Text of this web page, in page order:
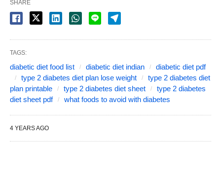
SHARE
TAGS:
diabetic diet food list diabetic diet indian
diabetic diet pdf
type 2 diabetes diet plan lose weight
type 2 diabetes diet
plan printable
type 2 diabetes diet sheet
type 2 diabetes
diet sheet pdf
what foods to avoid with diabetes
4 YEARS AGO